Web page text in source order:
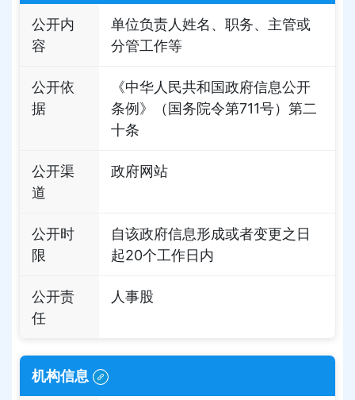
公开内
容
单位负责人姓名、职务、主管或
分管工作等
公开依
据
《中华人民共和国政府信息公开
条例》（国务院令第711号）第二
十条
公开渠
道
政府网站
公开时
限
自该政府信息形成或者变更之日
起20个工作日内
公开责
任
人事股
机构信息